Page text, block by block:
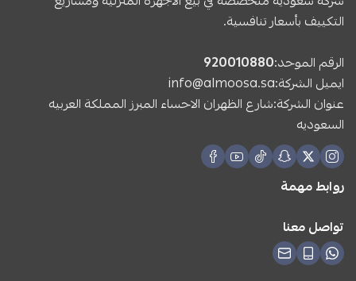
التكييف بأسعار تنافسية.
الرقم الموحد:920010880
ايميل الشركة:info@almoosa.sa
عنوان الشركة:شارع الظهران الاحساء المبرز المملكة العربيه
السعوديه
روابط مهمة
تواصل معنا